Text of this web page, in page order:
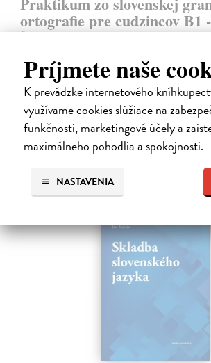
Príjmete naše
K prevádzke internetového
využívame cookies slúžiace na
funkčnosti, marketingové účely a
maximálneho pohodlia a spokojnosti.
NASTAVENIA
ortografie pre cudzincov B1
pre zahraničných používateľov slovenčiny
stredne pokročilú úroveň jazyka (B1, B2).
duchu koncepcie…
Dodávateľ nemá titul na sklade. Dodanie
24,83 €